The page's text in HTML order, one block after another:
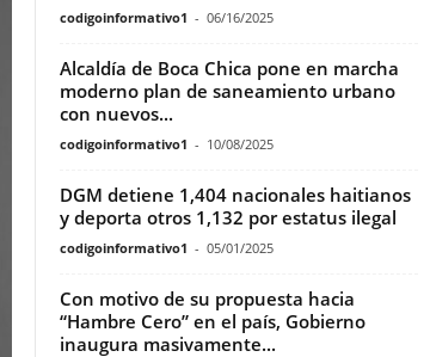
codigoinformativo1 - 06/16/2025
Alcaldía de Boca Chica pone en marcha
moderno plan de saneamiento urbano
con nuevos...
codigoinformativo1 - 10/08/2025
DGM detiene 1,404 nacionales haitianos
y deporta otros 1,132 por estatus ilegal
codigoinformativo1 - 05/01/2025
Con motivo de su propuesta hacia
“Hambre Cero” en el país, Gobierno
inaugura masivamente...